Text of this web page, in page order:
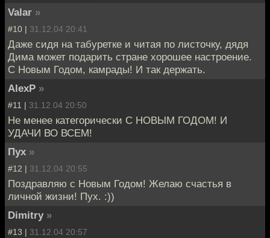
Valar »
#10 | 31.12.04 20:41
Даже сидя на табуретке и читая по листочку, дядя
Дима может подарить стране хорошее настроение.
С Новым Годом, камрады! И так держать.
AlexP »
#11 | 31.12.04 20:50
Не менее категорически С НОВЫМ ГОДОМ! И
УДАЧИ ВО ВСЕМ!
Пух »
#12 | 31.12.04 20:55
Поздравляю с Новым Годом! Желаю счастья в
личной жизни! Пух. :))
Dimitry »
#13 | 31.12.04 20:57